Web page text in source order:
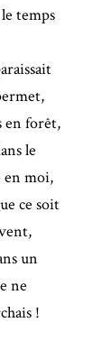
temps
en forêt,
le
en moi,
ce soit
un
ne
!